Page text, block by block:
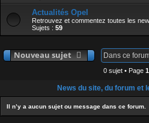
Actualités Opel
Retrouvez et commentez toutes les
Sujets : 59
Nouveau sujet
0 sujet • Page 1
News du site, du forum et
Il n’y a aucun sujet ou message dans ce forum.